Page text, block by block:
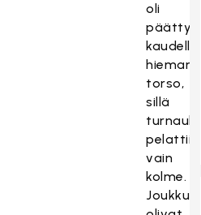
oli
kaudella
hieman
torso,
sillä
pelattiin
vain
kolme.